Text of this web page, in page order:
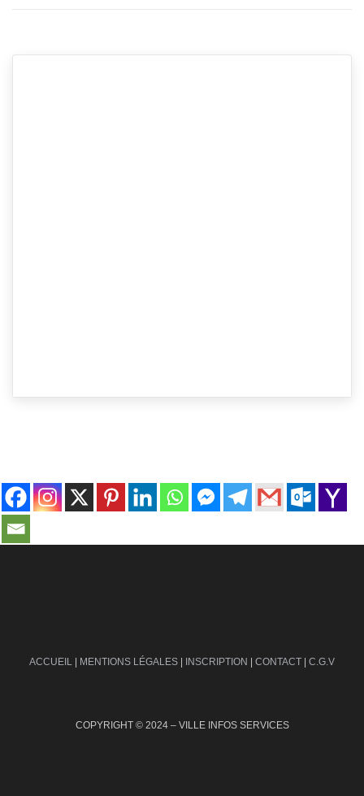
ACCUEIL | MENTIONS LÉGALES | INSCRIPTION | CONTACT | C.G.V
COPYRIGHT © 2024 – VILLE INFOS SERVICES